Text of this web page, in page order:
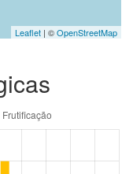
Leaflet | ©OpenStreetMap